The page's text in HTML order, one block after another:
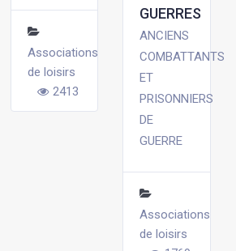
GUERRES
ANCIENS
COMBATTANTS
ET
PRISONNIERS
DE
GUERRE
Associations
de loisirs
Associations
de loisirs
2413